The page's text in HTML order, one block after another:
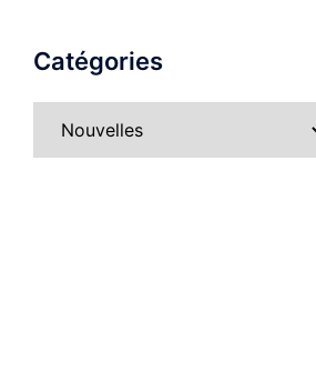
Catégories